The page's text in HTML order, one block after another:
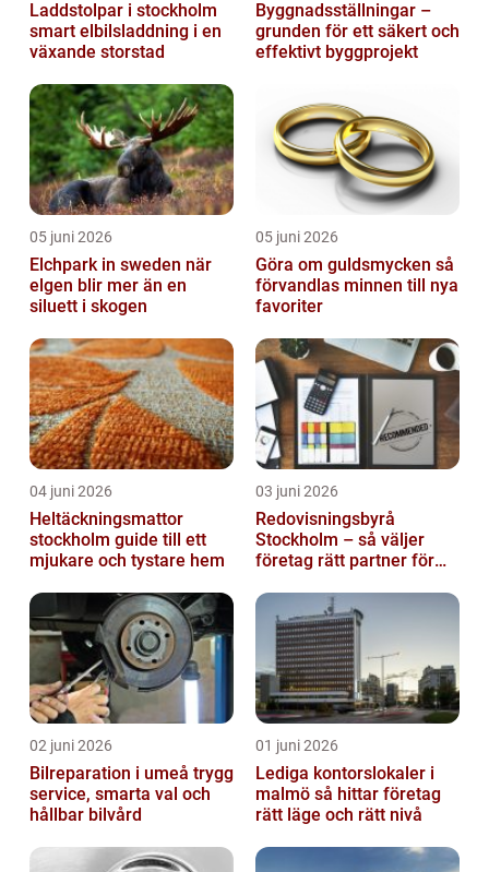
Laddstolpar i stockholm
smart elbilsladdning i en
växande storstad
Byggnadsställningar –
grunden för ett säkert och
effektivt byggprojekt
05 juni 2026
Elchpark in sweden när
elgen blir mer än en
siluett i skogen
05 juni 2026
Göra om guldsmycken så
förvandlas minnen till nya
favoriter
04 juni 2026
Heltäckningsmattor
stockholm guide till ett
mjukare och tystare hem
03 juni 2026
Redovisningsbyrå
Stockholm – så väljer
företag rätt partner för
02 juni 2026
Bilreparation i umeå trygg
service, smarta val och
hållbar bilvård
01 juni 2026
Lediga kontorslokaler i
malmö så hittar företag
rätt läge och rätt nivå